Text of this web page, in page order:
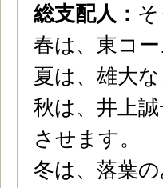
総支配人： そ
春は、東コー
夏は、雄大
秋は、井上
させます。
冬は、落葉